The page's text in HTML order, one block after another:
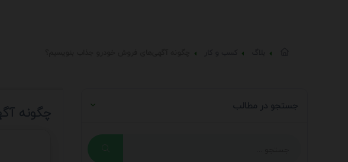
چگونه جستجو در مطالب